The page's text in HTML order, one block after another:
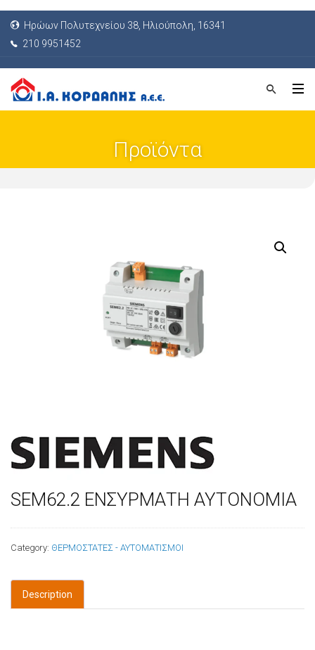
Ηρώων Πολυτεχνείου 38, Ηλιούπολη, 16341
210 9951452
Προϊόντα
SEM62.2 ΕΝΣΥΡΜΑΤΗ ΑΥΤΟΝΟΜΙΑ
Category: ΘΕΡΜΟΣΤΑΤΕΣ - ΑΥΤΟΜΑΤΙΣΜΟΙ
Description